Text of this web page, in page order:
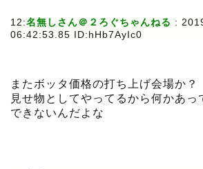
12:名無しさん＠２ろぐちゃんねる :
06:42:53.85 ID:hHb7AyIc0
またボッタ価格の打ち上げ会場か？
見せ物としてやってるから何かあっ
できないんだよな